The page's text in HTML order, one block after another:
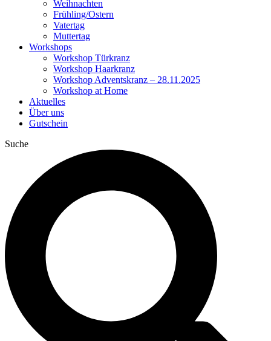
Weihnachten
Frühling/Ostern
Vatertag
Muttertag
Workshops
Workshop Türkranz
Workshop Haarkranz
Workshop Adventskranz – 28.11.2025
Workshop at Home
Aktuelles
Über uns
Gutschein
Suche